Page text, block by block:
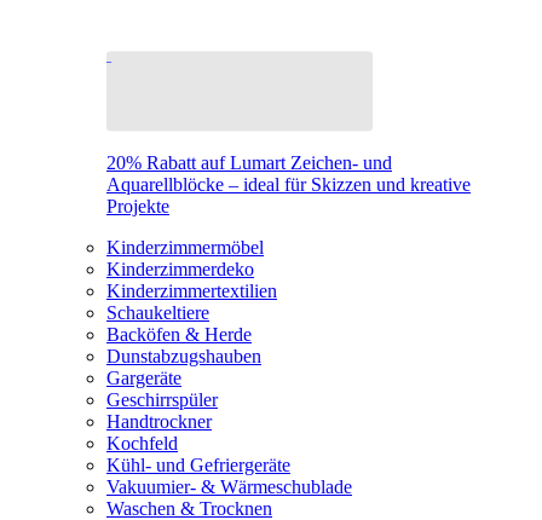
20% Rabatt auf Lumart Zeichen- und
Aquarellblöcke – ideal für Skizzen und kreative
Projekte
Kinderzimmermöbel
Kinderzimmerdeko
Kinderzimmertextilien
Schaukeltiere
Backöfen & Herde
Dunstabzugshauben
Gargeräte
Geschirrspüler
Handtrockner
Kochfeld
Kühl- und Gefriergeräte
Vakuumier- & Wärmeschublade
Waschen & Trocknen